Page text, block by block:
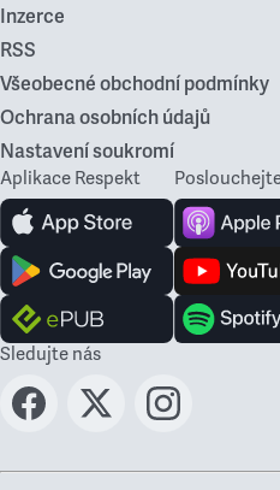
Inzerce
RSS
Všeobecné obchodní podmínky
Ochrana osobních údajů
Nastavení soukromí
Aplikace Respekt
Sledujte nás